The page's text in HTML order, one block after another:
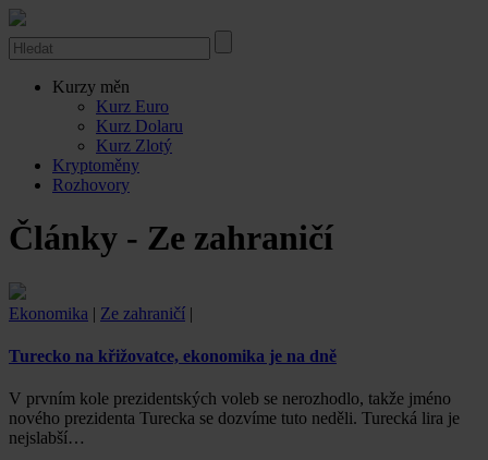
Kurzy měn
Kurz Euro
Kurz Dolaru
Kurz Zlotý
Kryptoměny
Rozhovory
Články - Ze zahraničí
Ekonomika | Ze zahraničí |
Turecko na křižovatce, ekonomika je na dně
V prvním kole prezidentských voleb se nerozhodlo, takže jméno
nového prezidenta Turecka se dozvíme tuto neděli. Turecká lira je
nejslabší…